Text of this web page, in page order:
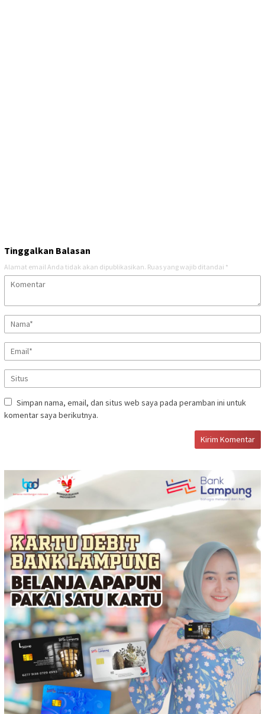
Tinggalkan Balasan
Alamat email Anda tidak akan dipublikasikan. Ruas yang wajib ditandai *
Simpan nama, email, dan situs web saya pada peramban ini untuk
komentar saya berikutnya.